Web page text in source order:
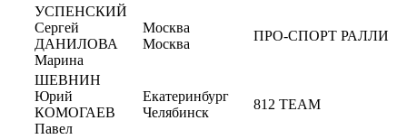
УСПЕНСКИЙ
Сергей
ДАНИЛОВА
Марина
Москва
Москва
ПРО-СПОРТ РАЛЛИ
ШЕВНИН
Юрий
КОМОГАЕВ
Павел
Екатеринбург
Челябинск
812 TEAM